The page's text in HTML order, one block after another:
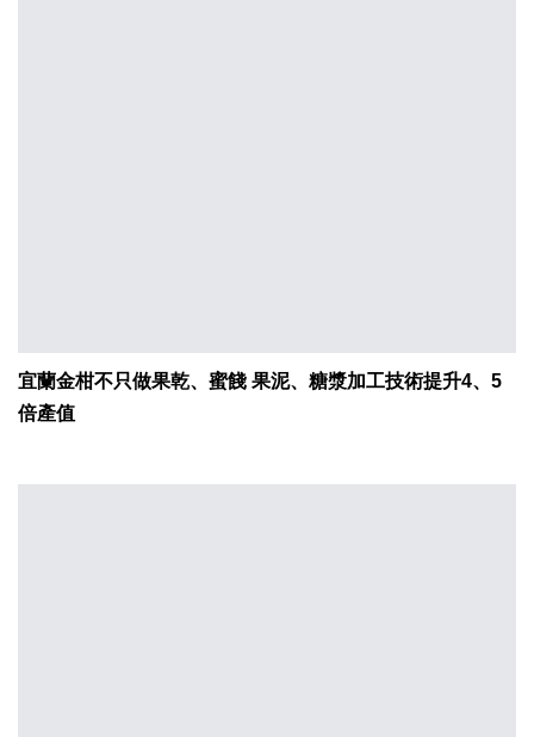
宜蘭金柑不只做果乾、蜜餞 果泥、糖漿加工技術提升4、5
倍產值